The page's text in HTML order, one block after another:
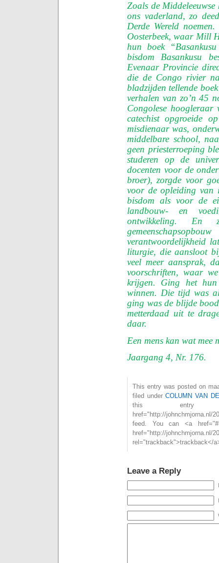
Zoals de
ons vaderland, zo
Derde Wereld
Oosterbeek, waar Mill
hun boek “Basankusu
bisdom Basankusu
Evenaar Provincie
die de Congo rivier
bladzijden tellende
verhalen van zo’n 45
Congolese hoogleraar
catechist opgroeide
misdienaar was,
middelbare school,
geen priesterroeping
studeren op de
docenten voor de
broer), zorgde voor
voor de opleiding van
bisdom als voor de
landbouw- en
ontwikkeling.
verantwoordelijkheid
liturgie, die aansloot
veel meer aansprak,
voorschriften, waar
krijgen. Ging het
winnen. Die tijd was
ging was de blijde
metterdaad uit te
daar.
Een mens kan wat mee
Jaargang 4, Nr. 176.
This entry was posted on
filed underCOLUMN VAN
this entry
href="http://
feed. You can <a
href="http://johnchmjorna.nl/
rel="trackback">trackback</
Leave a Reply